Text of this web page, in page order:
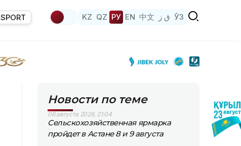
SPORT KZ QZ РУ EN 中文 ق ز ЎЗ
Новости по теме
06 августа 2026, 21:04
Сельскохозяйственная ярмарка
пройдет в Астане 8 и 9 августа